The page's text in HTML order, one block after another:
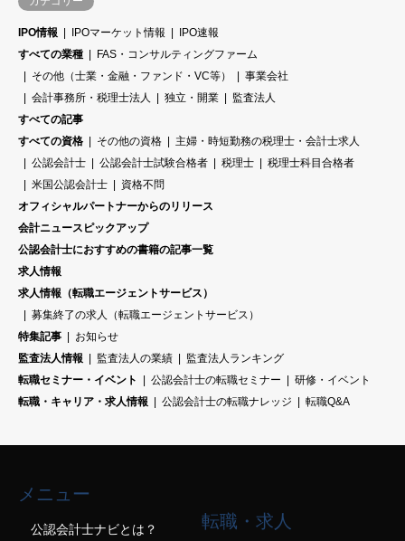
IPO情報 IPOマーケット情報
IPO速報
すべての業種
FAS・コンサルティングファーム
その他（士業・金融・ファンド・VC等）
事業会社
会計事務所・税理士法人
独立・開業
監査法人
すべての記事
すべての資格
その他の資格
主婦・時短勤務の税理士・会計士求人
公認会計士
公認会計士試験合格者 税理士
税理士科目合格者
米国公認会計士
資格不問
オフィシャルパートナーからのリリース
会計ニュースピックアップ
公認会計士におすすめの書籍の記事一覧
求人情報
求人情報（転職エージェントサービス）
募集終了の求人（転職エージェントサービス）
特集記事
お知らせ
監査法人情報
監査法人の業績
監査法人ランキング
転職セミナー・イベント
公認会計士の転職セミナー
研修・イベント
転職・キャリア・求人情報
公認会計士の転職ナレッジ 転職Q&A
メニュー
公認会計士ナビとは？
転職・求人